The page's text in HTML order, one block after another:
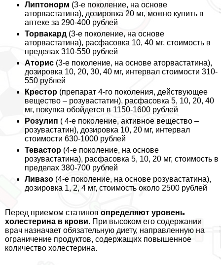
Липтонорм (3-е поколение, на основе
аторвастатина), дозировка 20 мг, можно купить в
аптеке за 290-400 рублей
Торвакард (3-е поколение, на основе
аторвастатина), расфасовка 10, 40 мг, стоимость в
пределах 310-550 рублей
Аторис (3-е поколение, на основе аторвастатина),
дозировка 10, 20, 30, 40 мг, интервал стоимости 310-
550 рублей
Крестор (препарат 4-го поколения, действующее
вещество – розувастатин), расфасовка 5, 10, 20, 40
мг, покупка обойдется в 1150-1600 рублей
Розулип ( 4-е поколение, активное вещество –
розувастатин), дозировка 10, 20 мг, интервал
стоимости 630-1000 рублей
Тевастор (4-е поколение, на основе
розувастатина), расфасовка 5, 10, 20 мг, стоимость в
пределах 380-700 рублей
Ливазо (4-е поколение, на основе розувастатина),
дозировка 1, 2, 4 мг, стоимость около 2500 рублей
Перед приемом статинов определяют уровень
холестерина в крови. При высоком его содержании
врач назначает обязательную диету, направленную на
ограничение продуктов, содержащих повышенное
количество холестерина.